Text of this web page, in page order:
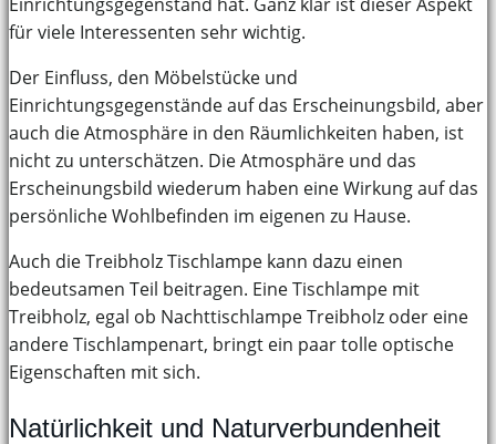
für viele Interessenten sehr wichtig.
Der Einfluss, den Möbelstücke und
Einrichtungsgegenstände auf das Erscheinungsbild, aber
auch die Atmosphäre in den Räumlichkeiten haben, ist
nicht zu unterschätzen. Die Atmosphäre und das
Erscheinungsbild wiederum haben eine Wirkung auf das
persönliche Wohlbefinden im eigenen zu Hause.
Auch die Treibholz Tischlampe kann dazu einen
bedeutsamen Teil beitragen. Eine Tischlampe mit
Treibholz, egal ob Nachttischlampe Treibholz oder eine
andere Tischlampenart, bringt ein paar tolle optische
Eigenschaften mit sich.
Natürlichkeit und Naturverbundenheit